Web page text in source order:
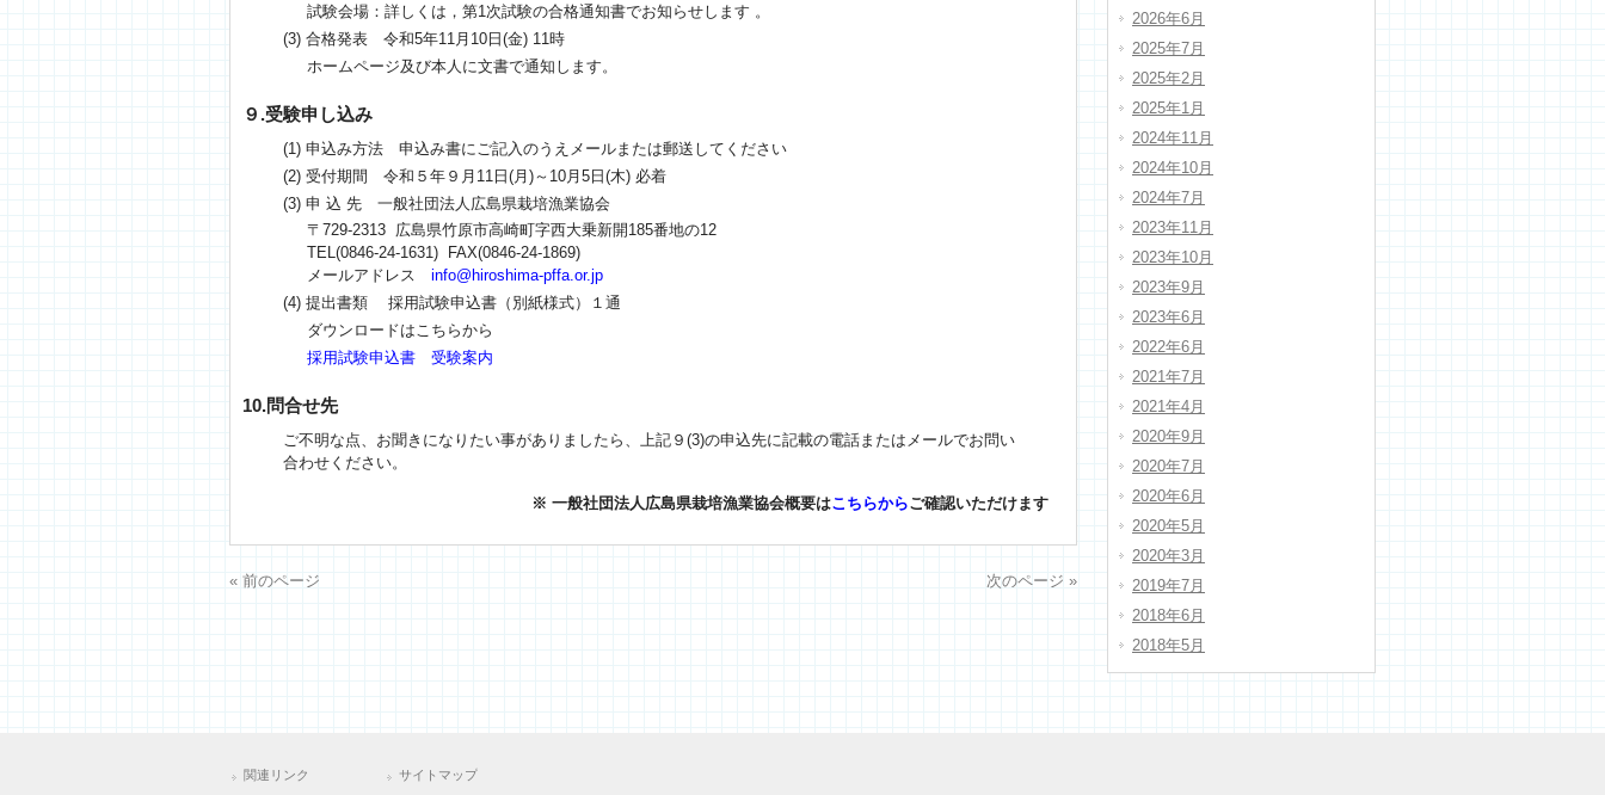
試験会場：詳しくは，第1次試験の合格通知書でお知らせします 。
(3) 合格発表 令和5年11月10日(金) 11時
ホームページ及び本人に文書で通知します。
９.受験申し込み
(1) 申込み方法 申込み書にご記入のうえメールまたは郵送してください
(2) 受付期間 令和５年９月11日(月)～10月5日(木) 必着
(3) 申 込 先 一般社団法人広島県栽培漁業協会
〒729-2313 広島県竹原市高崎町字西大乗新開185番地の12
TEL(0846-24-1631) FAX(0846-24-1869)
メールアドレス info@hiroshima-pffa.or.jp
(4) 提出書類 採用試験申込書（別紙様式）１通
ダウンロードはこちらから
採用試験申込書
受験案内
10.問合せ先
ご不明な点、お聞きになりたい事がありましたら、上記９(3)の申込先に記載の電話またはメールでお問い
合わせください。
※ 一般社団法人広島県栽培漁業協会概要はこちらからご確認いただけます
« 前のページ 次のページ »
2026年6月
2025年7月
2025年2月
2025年1月
2024年11月
2024年10月
2024年7月
2023年11月
2023年10月
2023年9月
2023年6月
2022年6月
2021年7月
2021年4月
2020年9月
2020年7月
2020年6月
2020年5月
2020年3月
2019年7月
2018年6月
2018年5月
関連リンク サイトマップ